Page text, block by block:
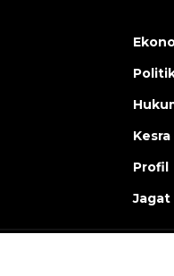
Kesra
Profil
Jagat